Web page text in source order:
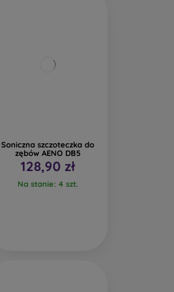
Soniczna szczoteczka do
zębów AENO DB5
128,90 zł
Na stanie: 4 szt.